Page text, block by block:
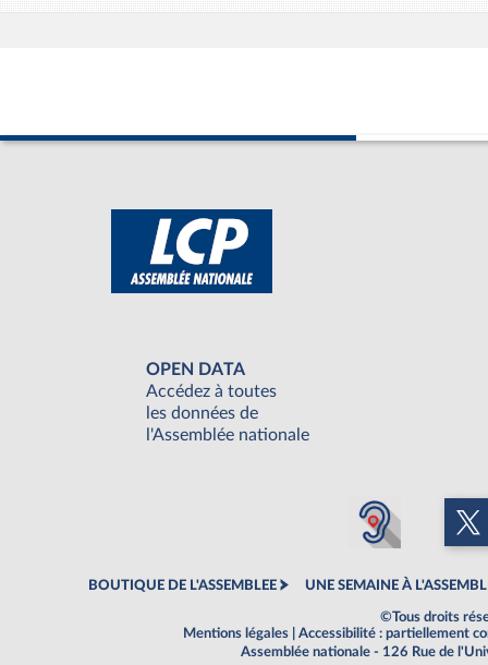
OPEN DATA
Accédez à toutes
les données de
l'Assemblée nationale
BOUTIQUE DE L'ASSEMBLEE UNE SEMAINE À
©Tous droits
Mentions légales
Accessibilité : partiellement
Assemblée nationale - 126 Rue de